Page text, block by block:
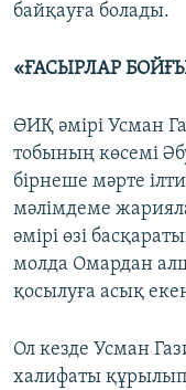
байқауға болады.
«ҒАСЫРЛАР
ӨИҚ әмірі Усман
тобының көсемі
бірнеше мәрте
мәлімдеме
әмірі өзі
молда Омардан
қосылуға асық
Ол кезде Усман
халифаты